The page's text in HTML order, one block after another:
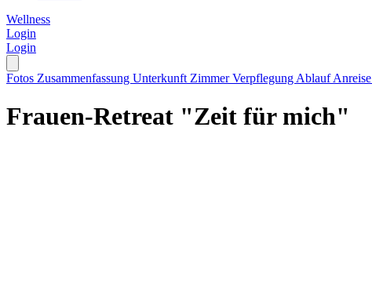
Wellness
Login
Login
Fotos Zusammenfassung Unterkunft ZimmerVerpflegung AblaufAnreise
Frauen-Retreat "Zeit für mich"